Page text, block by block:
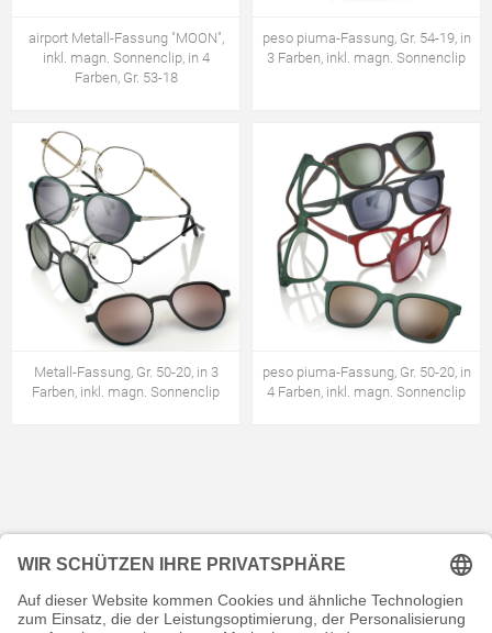
airport Metall-Fassung "MOON",
inkl. magn. Sonnenclip, in 4
Farben, Gr. 53-18
peso piuma-Fassung, Gr. 54-19, in
3 Farben, inkl. magn. Sonnenclip
Metall-Fassung, Gr. 50-20, in 3
Farben, inkl. magn. Sonnenclip
peso piuma-Fassung, Gr. 50-20, in
4 Farben, inkl. magn. Sonnenclip